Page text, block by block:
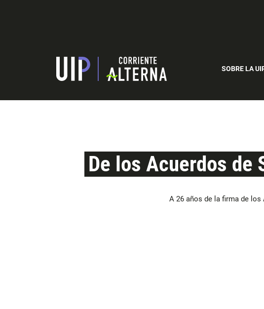
SOBRE LA
De los Acuerdos de
A 26 años de la firma de los